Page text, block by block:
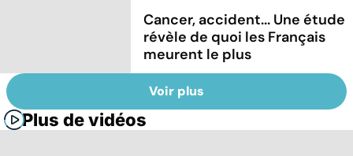
Cancer, accident... Une étude
révèle de quoi les Français
meurent le plus
Voir plus
Plus de vidéos